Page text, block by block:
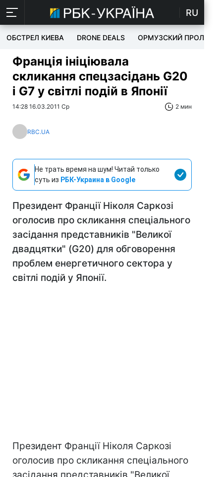
RU
ОБСТРЕЛ КИЕВА DRONE DEALS ОРМУЗСКИЙ ПРОЛИВ
Франція ініціювала
скликання спецзасідань G20
і G7 у світлі подій в Японії
14:28 16.03.2011 Ср 2 мин
RBC.UA
Не трать время на шум! Читай только
суть из РБК-Украина в Google
Президент Франції Ніколя Саркозі
оголосив про скликання спеціального
засідання представників "Великої
двадцятки" (G20) для обговорення
проблем енергетичного сектора у
світлі подій у Японії.
Президент Франції Ніколя Саркозі
оголосив про скликання спеціального